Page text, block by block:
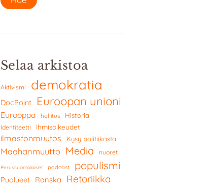
Selaa arkistoa
Aktivismi demokratia
DocPoint Euroopan unioni
Eurooppa hallitus Historia
Identiteetti Ihmisoikeudet
ilmastonmuutos Kysy politiikasta
Maahanmuutto Media nuoret
Perussuomalaiset podcast populismi
Puolueet Ranska Retoriikka